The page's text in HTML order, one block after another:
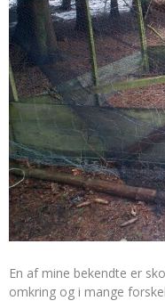
En af mine bekendte er
omkring og i mange